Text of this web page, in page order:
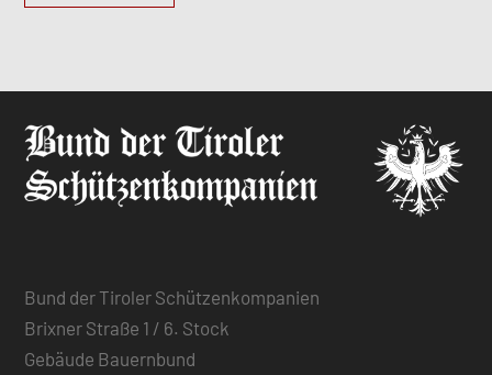
Bund der Tiroler Schützenkompanien
Brixner Straße 1 / 6. Stock
Gebäude Bauernbund